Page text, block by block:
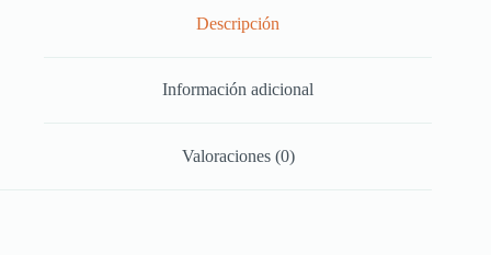
Descripción
Información adicional
Valoraciones (0)